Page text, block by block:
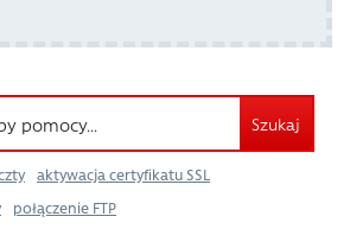
Szukaj
aktywacja certyfikatu SSL
połączenie FTP